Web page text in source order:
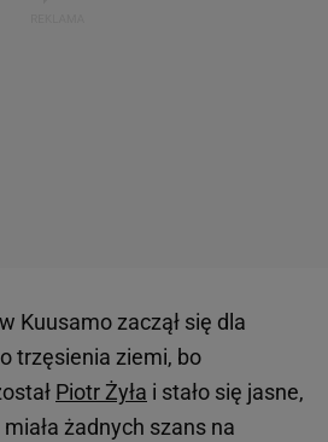
Kuusamo zaczął się dla
trzęsienia ziemi, bo
Piotr Żyła i stało się jasne,
żadnych szans na